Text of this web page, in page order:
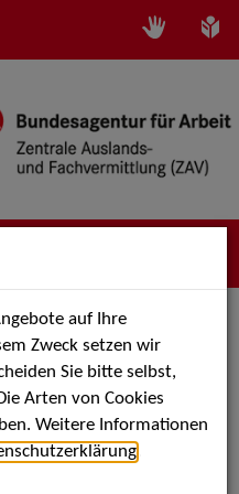
als PDF speichern
auf Ihre
Zweck setzen wir
Sie bitte selbst,
Arten von Cookies
Weitere Informationen